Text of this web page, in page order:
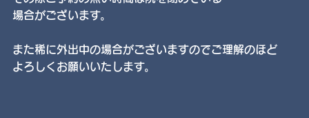
場合がございます。
また稀に外出中の場合がございますのでご理解のほど
よろしくお願いいたします。